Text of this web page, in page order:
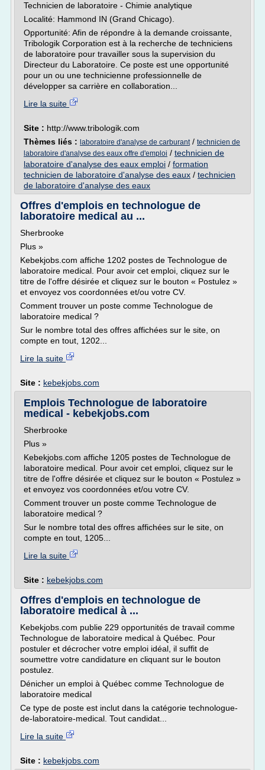
Technicien de laboratoire - Chimie analytique
Localité: Hammond IN (Grand Chicago).
Opportunité: Afin de répondre à la demande croissante,
Tribologik Corporation est à la recherche de techniciens
de laboratoire pour travailler sous la supervision du
Directeur du Laboratoire. Ce poste est une opportunité
pour un ou une technicienne professionnelle de
développer sa carrière en collaboration...
Lire la suite
Site : http://www.tribologik.com
Thèmes liés : laboratoire d'analyse de carburant/ technicien de
laboratoire d'analyse des eaux offre d'emploi / technicien de
laboratoire d'analyse des eaux emploi / formation
technicien de laboratoire d'analyse des eaux / technicien
de laboratoire d'analyse des eaux
Offres d'emplois en technologue de
laboratoire medical au ...
Sherbrooke
Plus »
Kebekjobs.com affiche 1202 postes de Technologue de
laboratoire medical. Pour avoir cet emploi, cliquez sur le
titre de l'offre désirée et cliquez sur le bouton « Postulez »
et envoyez vos coordonnées et/ou votre CV.
Comment trouver un poste comme Technologue de
laboratoire medical ?
Sur le nombre total des offres affichées sur le site, on
compte en tout, 1202...
Lire la suite
Site : kebekjobs.com
Emplois Technologue de laboratoire
medical - kebekjobs.com
Sherbrooke
Plus »
Kebekjobs.com affiche 1205 postes de Technologue de
laboratoire medical. Pour avoir cet emploi, cliquez sur le
titre de l'offre désirée et cliquez sur le bouton « Postulez »
et envoyez vos coordonnées et/ou votre CV.
Comment trouver un poste comme Technologue de
laboratoire medical ?
Sur le nombre total des offres affichées sur le site, on
compte en tout, 1205...
Lire la suite
Site : kebekjobs.com
Offres d'emplois en technologue de
laboratoire medical à ...
Kebekjobs.com publie 229 opportunités de travail comme
Technologue de laboratoire medical à Québec. Pour
postuler et décrocher votre emploi idéal, il suffit de
soumettre votre candidature en cliquant sur le bouton
postulez.
Dénicher un emploi à Québec comme Technologue de
laboratoire medical
Ce type de poste est inclut dans la catégorie technologue-
de-laboratoire-medical. Tout candidat...
Lire la suite
Site : kebekjobs.com